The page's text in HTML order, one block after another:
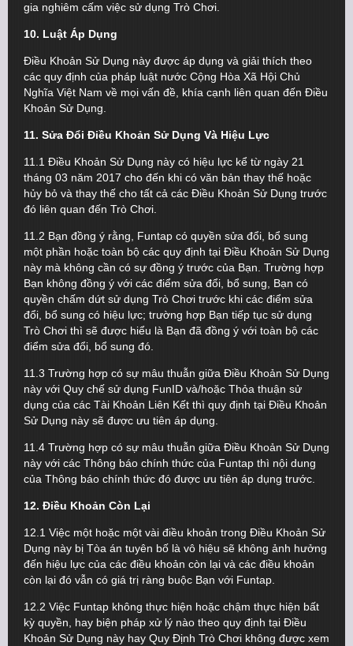
gia nghiêm cấm việc sử dụng Trò Chơi.
10. Luật Áp Dụng
Điều Khoản Sử Dụng này được áp dụng và giải thích theo
các quy định của pháp luật nước Cộng Hòa Xã Hội Chủ
Nghĩa Việt Nam về mọi vấn đề, khía cạnh liên quan đến Điều
Khoản Sử Dụng.
11. Sửa Đổi Điều Khoản Sử Dụng Và Hiệu Lực
11.1 Điều Khoản Sử Dụng này có hiệu lực kể từ ngày 21
tháng 03 năm 2017 cho đến khi có văn bản thay thế hoặc
hủy bỏ và thay thế cho tất cả các Điều Khoản Sử Dụng trước
đó liên quan đến Trò Chơi.
11.2 Bạn đồng ý rằng, Funtap có quyền sửa đổi, bổ sung
một phần hoặc toàn bộ các quy định tại Điều Khoản Sử Dụng
này mà không cần có sự đồng ý trước của Bạn. Trường hợp
Bạn không đồng ý với các điểm sửa đổi, bổ sung, Bạn có
quyền chấm dứt sử dụng Trò Chơi trước khi các điểm sửa
đổi, bổ sung có hiệu lực; trường hợp Bạn tiếp tục sử dụng
Trò Chơi thì sẽ được hiểu là Bạn đã đồng ý với toàn bộ các
điểm sửa đổi, bổ sung đó.
11.3 Trường hợp có sự mâu thuẫn giữa Điều Khoản Sử Dụng
này với Quy chế sử dụng FunID và/hoặc Thỏa thuận sử
dụng của các Tài Khoản Liên Kết thì quy định tại Điều Khoản
Sử Dụng này sẽ được ưu tiên áp dụng.
11.4 Trường hợp có sự mâu thuẫn giữa Điều Khoản Sử Dụng
này với các Thông báo chính thức của Funtap thì nội dung
của Thông báo chính thức đó được ưu tiên áp dụng trước.
12. Điều Khoản Còn Lại
12.1 Việc một hoặc một vài điều khoản trong Điều Khoản Sử
Dụng này bị Tòa án tuyên bố là vô hiệu sẽ không ảnh hưởng
đến hiệu lực của các điều khoản còn lại và các điều khoản
còn lại đó vẫn có giá trị ràng buộc Bạn với Funtap.
12.2 Việc Funtap không thực hiện hoặc chậm thực hiện bất
kỳ quyền, hay biện pháp xử lý nào theo quy định tại Điều
Khoản Sử Dụng này hay Quy Định Trò Chơi không được xem